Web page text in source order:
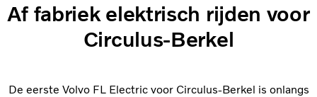
Af fabriek elektrisch rijden voor
Circulus-Berkel
De eerste Volvo FL Electric voor Circulus-Berkel is onlangs